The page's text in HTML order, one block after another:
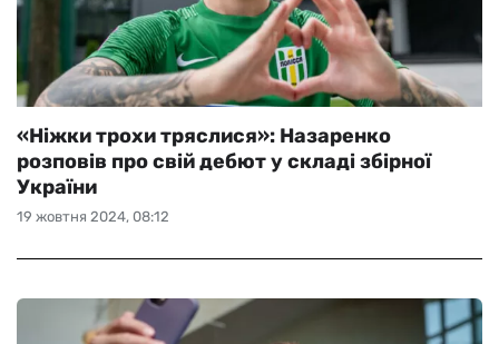
19 жовтня 2024, 08:12
«Ніжки трохи тряслися»: Назаренко
розповів про свій дебют у складі збірної
України